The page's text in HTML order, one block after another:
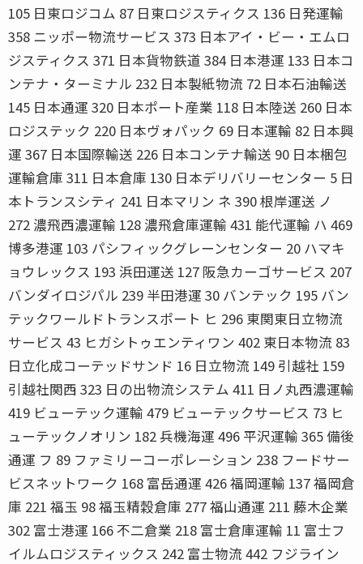
105 日東ロジコム 87 日東ロジスティクス 136 日発運輸
358 ニッポー物流サービス 373 日本アイ・ビー・エムロ
ジスティクス 371 日本貨物鉄道 384 日本港運 133 日本コ
ンテナ・ターミナル 232 日本製紙物流 72 日本石油輸送
145 日本通運 320 日本ポート産業 118 日本陸送 260 日本
ロジステック 220 日本ヴォパック 69 日本運輸 82 日本興
運 367 日本国際輸送 226 日本コンテナ輸送 90 日本梱包
運輸倉庫 311 日本倉庫 130 日本デリバリーセンター 5 日
本トランスシティ 241 日本マリン ネ 390 根岸運送 ノ
272 濃飛西濃運輸 128 濃飛倉庫運輸 431 能代運輸 ハ 469
博多港運 103 パシフィックグレーンセンター 20 ハマキ
ョウレックス 193 浜田運送 127 阪急カーゴサービス 207
バンダイロジパル 239 半田港運 30 バンテック 195 バン
テックワールドトランスポート ヒ 296 東関東日立物流
サービス 43 ヒガシトゥエンティワン 402 東日本物流 83
日立化成コーテッドサンド 16 日立物流 149 引越社 159
引越社関西 323 日の出物流システム 411 日ノ丸西濃運輸
419 ビューテック運輸 479 ビューテックサービス 73 ヒ
ューテックノオリン 182 兵機海運 496 平沢運輸 365 備後
通運 フ 89 ファミリーコーポレーション 238 フードサー
ビスネットワーク 168 富岳通運 426 福岡運輸 137 福岡倉
庫 221 福玉 98 福玉精穀倉庫 277 福山通運 211 藤木企業
302 富士港運 166 不二倉業 218 富士倉庫運輸 11 富士フ
イルムロジスティックス 242 富士物流 442 フジライン